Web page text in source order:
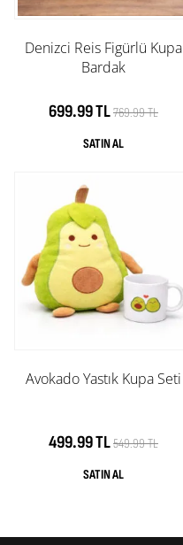
Denizci Reis Figürlü Kupa
Bardak
699.99 TL769.99 TL
Avokado Yastık Kupa Seti
499.99 TL549.99 TL